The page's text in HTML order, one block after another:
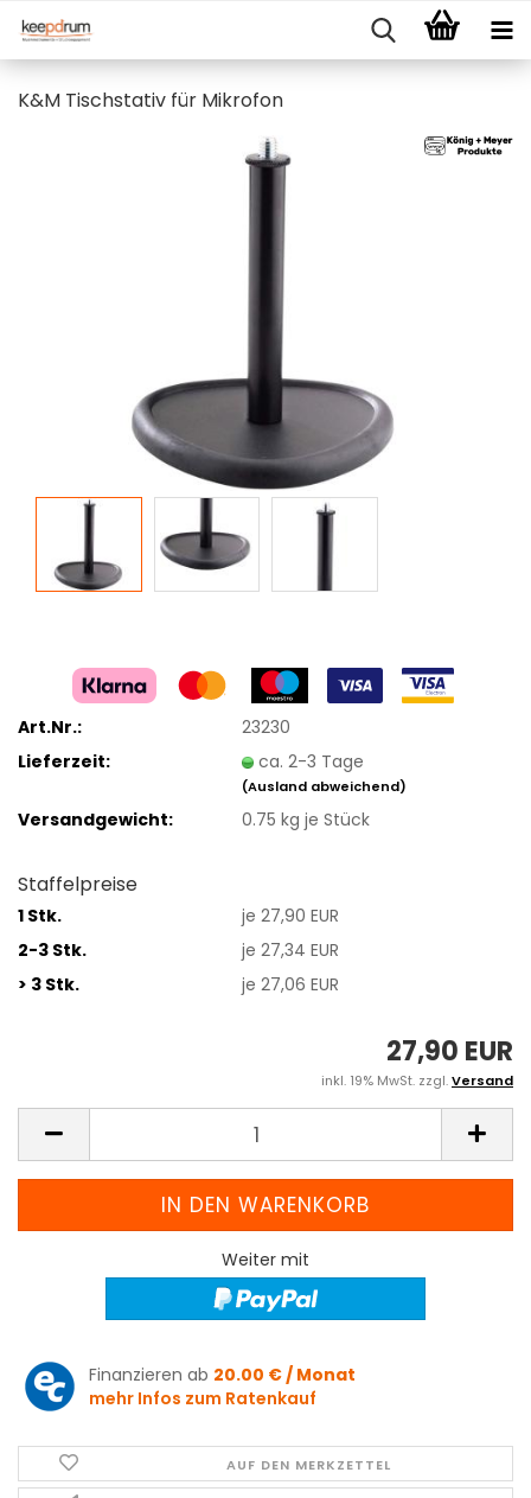
K&M Tischstativ für Mikrofon
Art.Nr.:
23230
Lieferzeit:
ca. 2-3 Tage
(Ausland abweichend)
Versandgewicht: 0.75 kg je Stück
Staffelpreise
1 Stk.
je 27,90 EUR
2-3 Stk.
je 27,34 EUR
> 3 Stk.
je 27,06 EUR
27,90 EUR
inkl. 19% MwSt. zzgl.Versand
Weiter mit
Finanzieren ab 20.00 € / Monat
mehr Infos zum Ratenkauf
AUF DEN MERKZETTEL